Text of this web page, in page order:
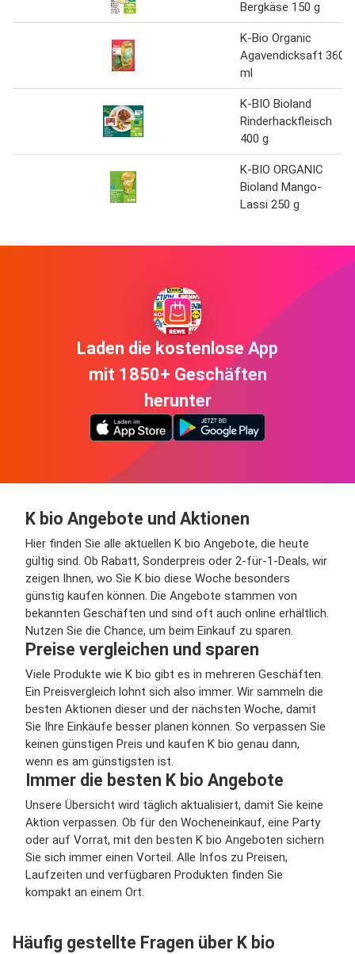
Bergkäse 150 g
K-Bio Organic
Agavendicksaft 360
ml
K-BIO Bioland
Rinderhackfleisch
400 g
K-BIO ORGANIC
Bioland Mango-
Lassi 250 g
Laden die kostenlose App
mit 1850+ Geschäften
herunter
K bio Angebote und Aktionen
Hier finden Sie alle aktuellen K bio Angebote, die heute
gültig sind. Ob Rabatt, Sonderpreis oder 2-für-1-Deals, wir
zeigen Ihnen, wo Sie K bio diese Woche besonders
günstig kaufen können. Die Angebote stammen von
bekannten Geschäften und sind oft auch online erhältlich.
Nutzen Sie die Chance, um beim Einkauf zu sparen.
Preise vergleichen und sparen
Viele Produkte wie K bio gibt es in mehreren Geschäften.
Ein Preisvergleich lohnt sich also immer. Wir sammeln die
besten Aktionen dieser und der nächsten Woche, damit
Sie Ihre Einkäufe besser planen können. So verpassen Sie
keinen günstigen Preis und kaufen K bio genau dann,
wenn es am günstigsten ist.
Immer die besten K bio Angebote
Unsere Übersicht wird täglich aktualisiert, damit Sie keine
Aktion verpassen. Ob für den Wocheneinkauf, eine Party
oder auf Vorrat, mit den besten K bio Angeboten sichern
Sie sich immer einen Vorteil. Alle Infos zu Preisen,
Laufzeiten und verfügbaren Produkten finden Sie
kompakt an einem Ort.
Häufig gestellte Fragen über K bio